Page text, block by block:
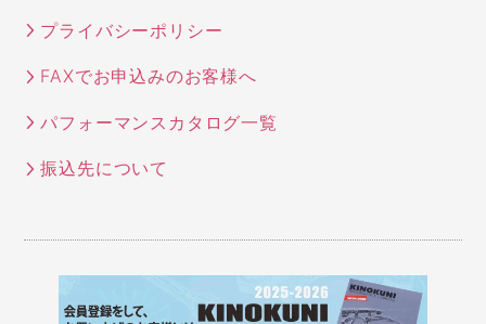
プライバシーポリシー
FAXでお申込みのお客様へ
パフォーマンスカタログ一覧
振込先について